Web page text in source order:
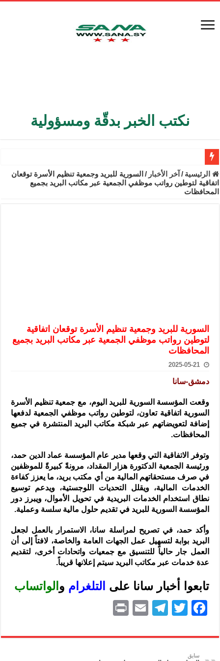
نكتب الخبر بدقّة ومسؤولية
الأمن الداخلي يعثر على مقبرة جماعية في ريف اللاذقية تضم 9 جثامين
الوزير الشيباني يبحث في باريس تعزيز الاستقرار في سوريا
سوريا تبحث مع الإيسيسكو التعاون في البحث العلمي وحماية التراث
الرئيسية / آخر الأخبار / السورية للبريد وجمعية تنظيم الأسرة توقعان
اتفاقية لتوطين رواتب موظفي الجمعية عبر مكاتب البريد بجميع
المحافظات
السورية للبريد وجمعية تنظيم الأسرة توقعان اتفاقية
لتوطين رواتب موظفي الجمعية عبر مكاتب البريد بجميع
المحافظات
2025-05-21
دمشق-سانا
وقعت المؤسسة السورية للبريد اليوم، مع جمعية تنظيم الأسرة
السورية اتفاقية تعاون، لتوطين رواتب موظفي الجمعية لدفعها
إضافة لتعويضاتهم عبر شبكة مكاتب البريد المنتشرة في جميع
المحافظات.
وتوفر الاتفاقية التي وقعها مدير عام المؤسسة عماد الدين حمد،
ورئيسة الجمعية الدكتورة هزار المقداد، مرونةً كبيرةً للموظفين
في صرف مستحقاتهم المالية من أي مكتب بريد، ما يعزز كفاءة
الخدمات المالية، ويقلل التحديات اللوجستية، ويدعم توسيع
نطاق استخدام الخدمات البريدية في تحويل الأموال، ويبرز دور
المؤسسة السورية للبريد في تقديم حلول مالية سلسة وعملية.
وأكد حمد، في تصريح لمراسلة سانا، الاستمرار بالعمل لجعل
البريد بوابة لتسهيل عمل الجهات العامة والخاصة، لافتاً إلى أن
العمل جار حالياً للتنسيق مع جمعيات واتحادات أخرى، لتقديم
عدة خدمات عبر مكاتب البريد سيتم إعلانها قريباً.
تابعوا أخبار سانا على لتلغرام و الواتساب
F
c
e
T
itt
er
T
e
E
ai
nt
سابق